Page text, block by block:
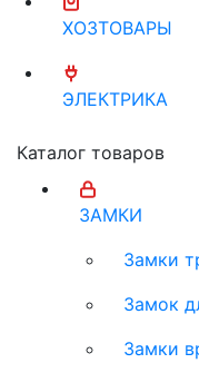
ХОЗТОВАРЫ
ЭЛЕКТРИКА
Каталог товаров
ЗАМКИ
Замки
Замок
Замки